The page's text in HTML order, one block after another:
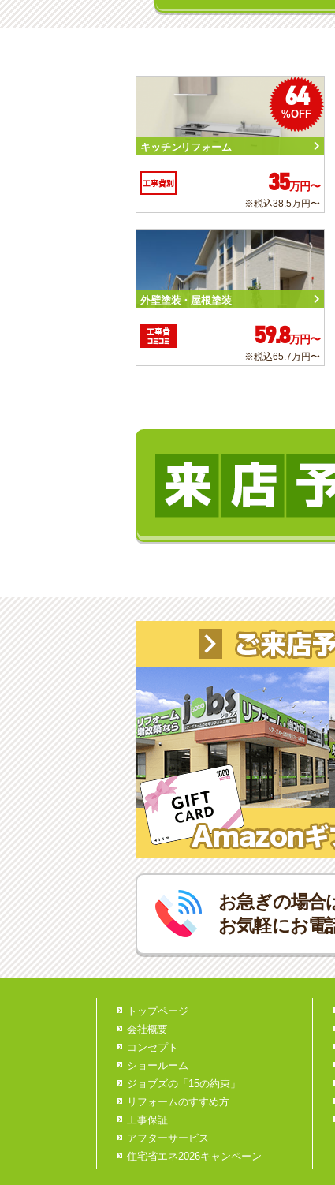
64
%OFF
キッチンリフォーム
工事費別 35万円〜
※税込38.5万円〜
外壁塗装・屋根塗装
工事費
コミコミ
59.8万円〜
※税込65.7万円〜
お急ぎの場合
お気軽にお電
トップページ
会社概要
コンセプト
ショールーム
ジョブズの「15の約束」
リフォームのすすめ方
工事保証
アフターサービス
住宅省エネ2026キャンペーン